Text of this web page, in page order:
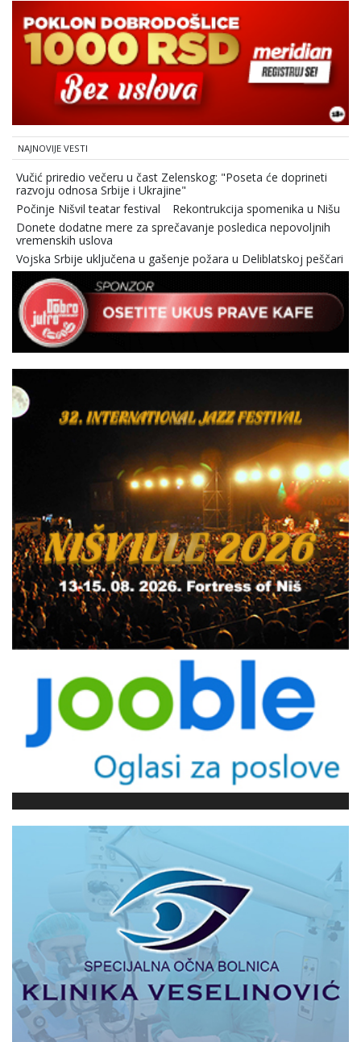
NAJNOVIJE VESTI
Vučić priredio večeru u čast Zelenskog: "Poseta će doprineti
razvoju odnosa Srbije i Ukrajine"
Počinje Nišvil teatar festival
Rekontrukcija spomenika u Nišu
Donete dodatne mere za sprečavanje posledica nepovoljnih
vremenskih uslova
Vojska Srbije uključena u gašenje požara u Deliblatskoj peščari